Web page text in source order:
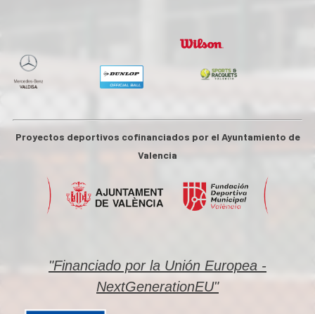
Proyectos deportivos cofinanciados por el Ayuntamiento de
Valencia
"Financiado por la Unión Europea -
NextGenerationEU"